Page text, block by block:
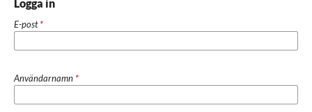
Logga in
E-post*
Användarnamn *